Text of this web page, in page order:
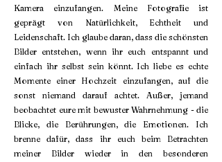
Kamera einzufangen. Meine Fotografie ist
geprägt von Natürlichkeit, Echtheit und
Leidenschaft. Ich glaube daran, dass die schönsten
Bilder entstehen, wenn ihr euch entspannt und
einfach ihr selbst sein könnt. Ich liebe es echte
Momente einer Hochzeit einzufangen, auf die
sonst niemand darauf achtet. Außer, jemand
beobachtet eure mit bewuster Wahrnehmung - die
Blicke, die Berührungen, die Emotionen. Ich
brenne dafür, dass ihr euch beim Betrachten
meiner Bilder wieder in den besonderen